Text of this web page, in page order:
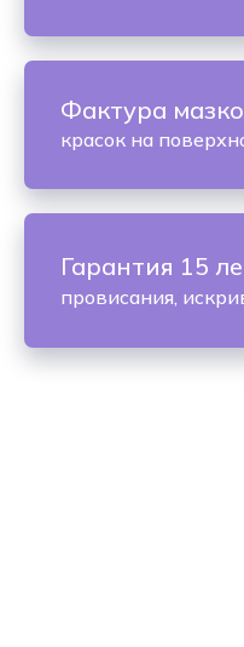
Фактура
красок на
Гарантия 15
провисания,